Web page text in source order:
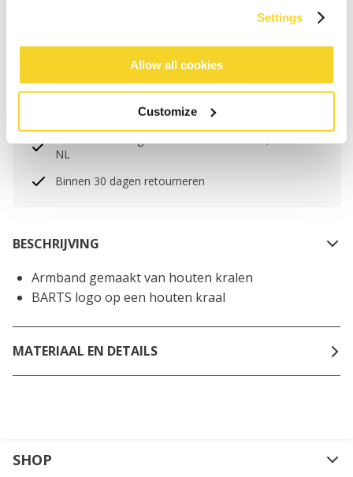
Settings
Allow all cookies
Customize
IN WINKELWAGEN
Bestellingen die op werkdagen vóór 12:00 uur
worden geplaatst, worden dezelfde dag verzonden
NL
Binnen 30 dagen retourneren
BESCHRIJVING
Armband gemaakt van houten kralen
BARTS logo op een houten kraal
MATERIAAL EN DETAILS
SHOP